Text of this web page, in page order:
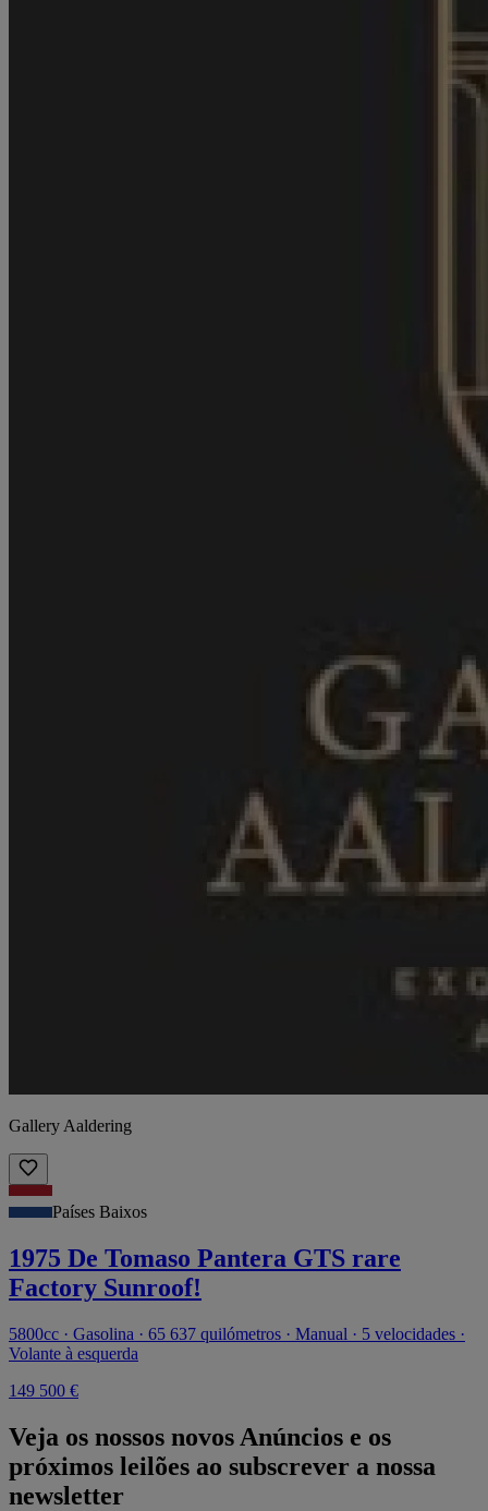
Gallery Aaldering
Países Baixos
1975 De Tomaso Pantera GTS rare
Factory Sunroof!
5800cc · Gasolina · 65 637 quilómetros · Manual · 5 velocidades ·
Volante à esquerda
149 500 €
Veja os nossos novos Anúncios e os
próximos leilões ao subscrever a nossa
newsletter